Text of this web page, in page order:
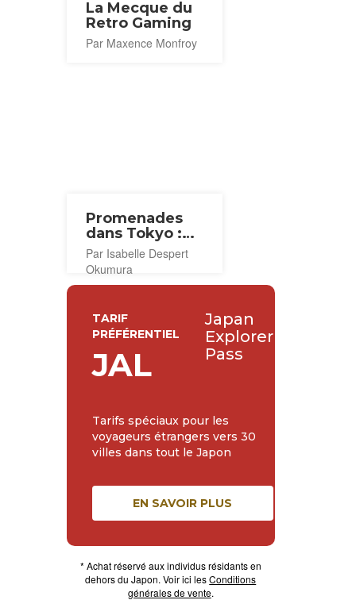
La Mecque du
Retro Gaming
Par Maxence Monfroy
Promenades
dans Tokyo :
Ikebukuro
Par Isabelle Despert
Okumura
TARIF
PRÉFÉRENTIEL
JAL
Japan
Explorer
Pass
Tarifs spéciaux pour les
voyageurs étrangers vers 30
villes dans tout le Japon
EN SAVOIR PLUS
* Achat réservé aux individus résidants en
dehors du Japon. Voir ici lesConditions
générales de vente.